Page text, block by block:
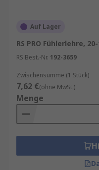
Auf Lager
RS PRO Fühlerlehre,
RS Best.-Nr. 192-3659
Zwischensumme (1 Stück)
7,62 €(ohne MwSt.)
Menge